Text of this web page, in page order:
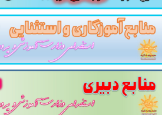
لینک دانلود
تست کتاب اجرا و ارزیابی